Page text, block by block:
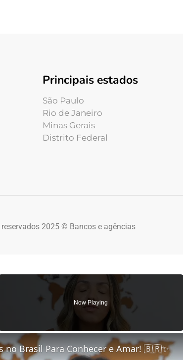
Principais estados
São Paulo
Rio de Janeiro
Minas Gerais
Distrito Federal
2025 © Bancos e agências
Now Playing
no Brasil Para Conhecer e Amar! 🇧🇷✨